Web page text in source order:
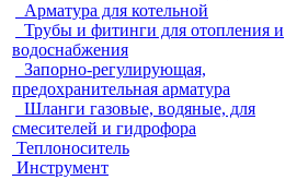
Арматура для котельной
Трубы и фитинги для отопления и
водоснабжения
Запорно-регулирующая,
предохранительная арматура
Шланги газовые, водяные, для
смесителей и гидрофора
Теплоноситель
Инструмент